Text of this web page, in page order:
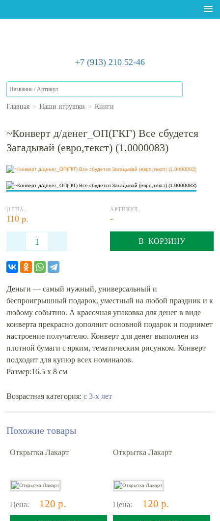
+7 (913) 210 52-46
Главная > Наши игрушки > Книги
~Конверт д/денег_ОП(ГКГ) Все сбудется
Загадывай (евро,текст) (1.0000083)
ЦЕНА:
110 р.
АРТИКУЛ:
-
В КОРЗИНУ
Деньги — самый нужный, универсальный и
беспроигрышный подарок, уместный на любой праздник и к
любому событию. А красочная упаковка для денег в виде
конверта прекрасно дополнит основной подарок и поднимет
настроение получателю. Конверт для денег выполнен из
плотной бумаги с ярким, тематическим рисунком. Конверт
подходит для купюр всех номиналов.
Размер:16.5 х 8 см
Возрастная категория:с 3-х лет
Похожие товары
Открытка Лакарт
Цена: 120 р.
Открытка Лакарт
Цена: 120 р.